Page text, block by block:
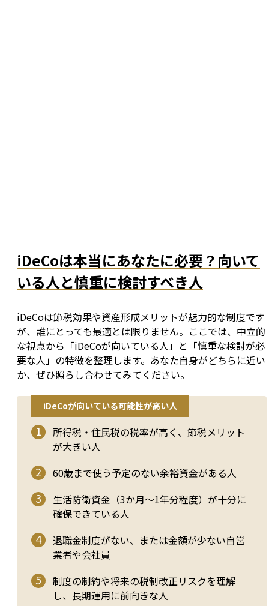
iDeCoは本当にあなたに必要？向いて
いる人と慎重に検討すべき人
iDeCoは節税効果や資産形成メリットが魅力的な制度です
が、誰にとっても最適とは限りません。ここでは、中立的
な視点から「iDeCoが向いている人」と「慎重な検討が必
要な人」の特徴を整理します。あなた自身がどちらに近い
か、ぜひ照らし合わせてみてください。
iDeCoが向いている可能性が高い人
所得税・住民税の税率が高く、節税メリット
が大きい人
60歳まで使う予定のない余裕資金がある人
生活防衛資金（3か月～1年分程度）が十分に
確保できている人
退職金制度がない、または金額が少ない自営
業者や会社員
制度の制約や将来の税制改正リスクを理解
し、長期運用に前向きな人